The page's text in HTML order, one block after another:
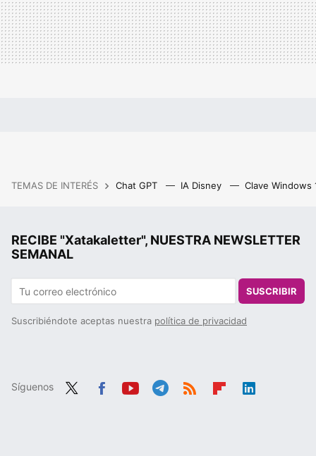
TEMAS DE INTERÉS Chat GPT IA Disney Clave Windows
RECIBE "Xatakaletter", NUESTRA NEWSLETTER
SEMANAL
SUSCRIBIR
Suscribiéndote aceptas nuestra política de privacidad
Síguenos